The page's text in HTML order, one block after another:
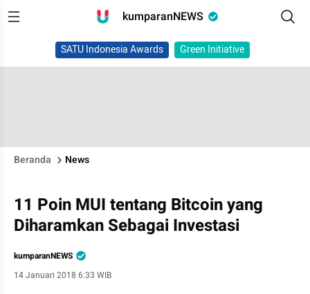
kumparanNEWS
SATU Indonesia Awards Green Initiative
Beranda News
11 Poin MUI tentang Bitcoin yang
Diharamkan Sebagai Investasi
kumparanNEWS
14 Januari 2018 6:33 WIB